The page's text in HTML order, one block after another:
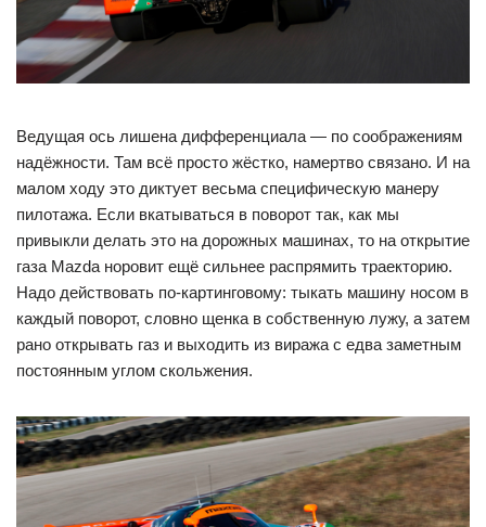
Ведущая ось лишена дифференциала — по соображениям
надёжности. Там всё просто жёстко, намертво связано. И на
малом ходу это диктует весьма специфическую манеру
пилотажа. Если вкатываться в поворот так, как мы
привыкли делать это на дорожных машинах, то на открытие
газа Mazda норовит ещё сильнее распрямить траекторию.
Надо действовать по-картинговому: тыкать машину носом в
каждый поворот, словно щенка в собственную лужу, а затем
рано открывать газ и выходить из виража с едва заметным
постоянным углом скольжения.